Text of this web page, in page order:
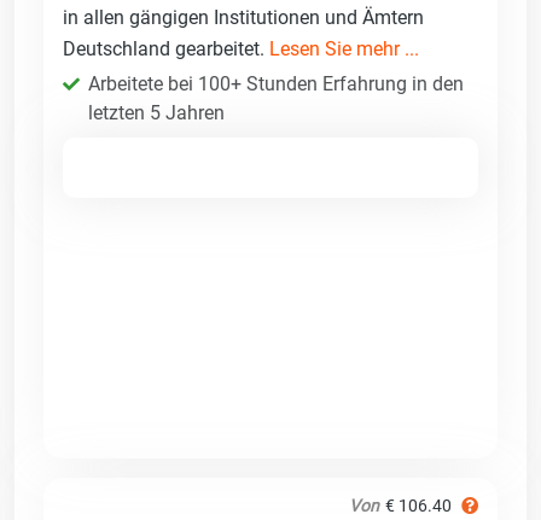
in allen gängigen Institutionen und Ämtern
Deutschland gearbeitet. Lesen Sie mehr ...
Arbeitete bei 100+ Stunden Erfahrung in den
letzten 5 Jahren
Von € 106.40